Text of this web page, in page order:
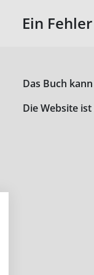
Ein
Das Buch
Die Website